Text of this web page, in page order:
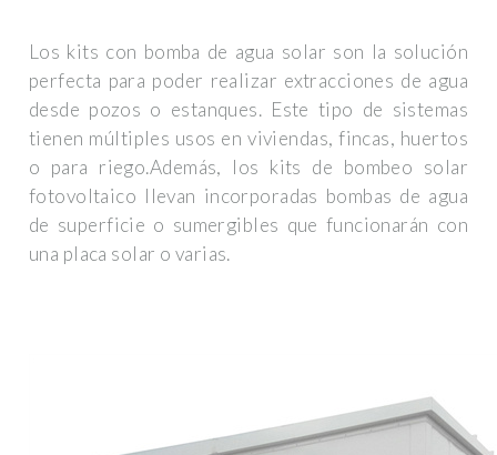
Los kits con bomba de agua solar son la solución
perfecta para poder realizar extracciones de agua
desde pozos o estanques. Este tipo de sistemas
tienen múltiples usos en viviendas, fincas, huertos
o para riego.Además, los kits de bombeo solar
fotovoltaico llevan incorporadas bombas de agua
de superficie o sumergibles que funcionarán con
una placa solar o varias.